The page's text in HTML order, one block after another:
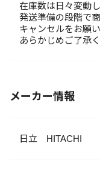
在庫数は日々変動し
発送準備の段階で
キャンセルをお願
あらかじめご了承く
メーカー情報
日立 HITACHI